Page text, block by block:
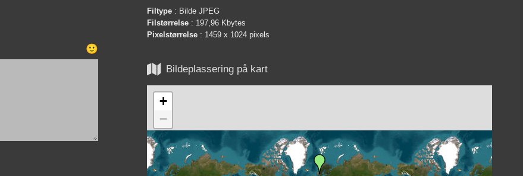
Filtype : Bilde JPEG
Filstørrelse : 197,96 Kbytes
Pixelstørrelse : 1459 x 1024 pixels
 Bildeplassering på kart
+
−
🙂